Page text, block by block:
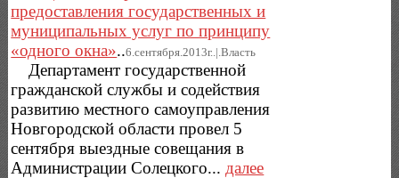
предоставления государственных и
муниципальных услуг по принципу
«одного окна»..6.сентября.2013г..|.Власть
Департамент государственной
гражданской службы и содействия
развитию местного самоуправления
Новгородской области провел 5
сентября выездные совещания в
Администрации Солецкого... далее